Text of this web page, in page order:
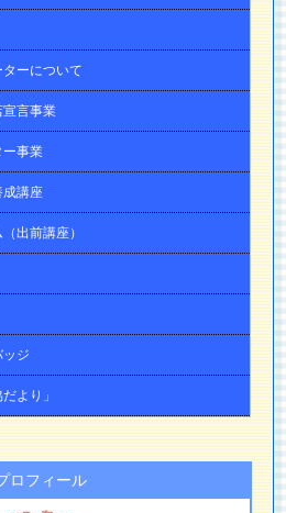
ーについて
宣言事業
ー事業
成講座
出前講座）
ジ
より」
ロフィール